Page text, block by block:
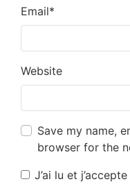
Email*
Website
Save my name,
browser for the
J’ai lu et j’accepte